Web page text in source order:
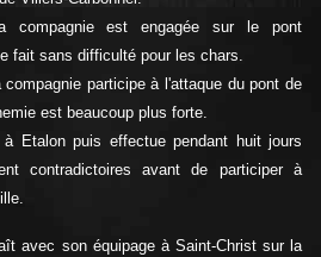
compagnie est engagée sur le pont
fait sans difficulté pour les chars.
participe à l'attaque du pont de
est beaucoup plus forte.
à Etalon puis effectue pendant huit jours
contradictoires avant de participer à
avec son équipage à Saint-Christ sur la